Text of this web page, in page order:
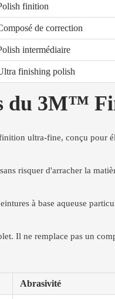
finition
de correction
intermédiaire
finishing polish
du 3M™
ultra-fine, conçu pour
risquer d'arracher la
à base aqueuse
Il ne remplace pas un
Abrasivité